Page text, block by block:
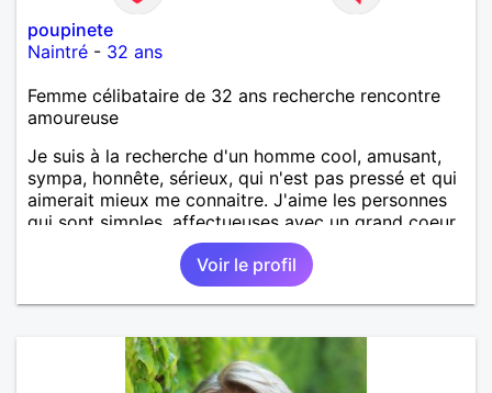
poupinete
Naintré - 32 ans
Femme célibataire de 32 ans recherche rencontre
amoureuse
Je suis à la recherche d'un homme cool, amusant,
sympa, honnête, sérieux, qui n'est pas pressé et qui
aimerait mieux me connaitre. J'aime les personnes
qui sont simples, affectueuses avec un grand coeur.
Voir le profil